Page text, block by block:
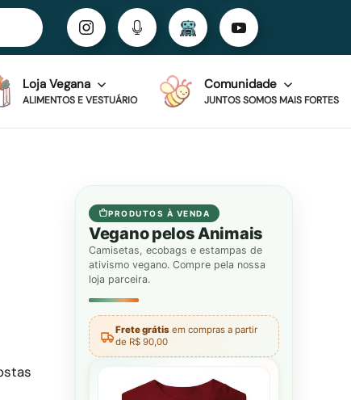
Loja Vegana
ALIMENTOS E VESTUÁRIO
Comunidade
JUNTOS SOMOS MAIS FORTES
PRODUTOS À VENDA
Vegano pelos Animais
Camisetas, ecobags e estampas de
ativismo vegano. Compre pela nossa
loja parceira.
Frete grátis em compras a partir
de R$ 90,00